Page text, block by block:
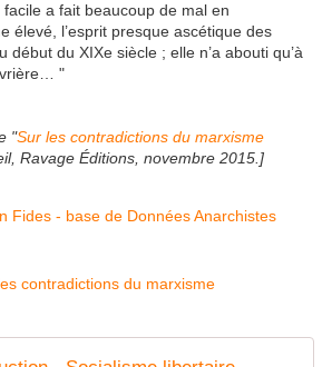
a fait beaucoup de mal en
élevé, l’esprit presque ascétique des
début du XIXe siècle ; elle n’a abouti qu’à
"
"Sur les contradictions du marxisme
Ravage Éditions, novembre 2015.]
Fides - base de Données Anarchistes